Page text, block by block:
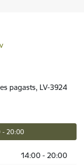
pagasts, LV-3924
- 20:00
14:00 - 20:00